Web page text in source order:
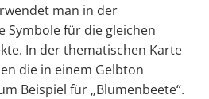
man in der
Symbole für die gleichen
In der thematischen Karte
die in einem Gelbton
Beispiel für „Blumenbeete“.